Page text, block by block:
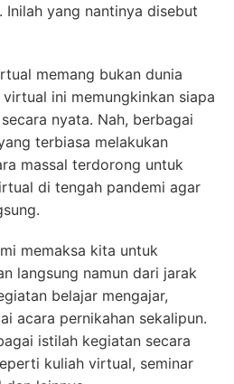
yang nantinya disebut
memang bukan dunia
ini memungkinkan siapa
nyata. Nah, berbagai
terbiasa melakukan
massal terdorong untuk
di tengah pandemi agar
memaksa kita untuk
langsung namun dari jarak
belajar mengajar,
acara pernikahan sekalipun.
istilah kegiatan secara
kuliah virtual, seminar